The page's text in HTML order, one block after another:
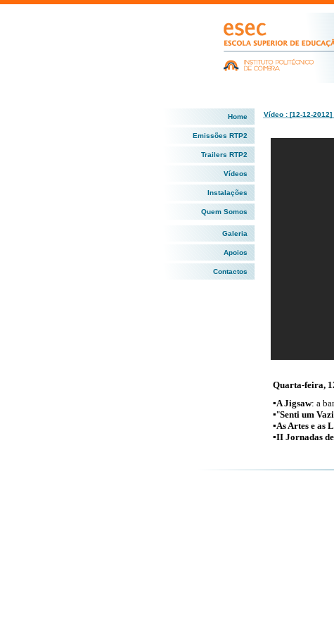
Home
Emissões RTP2
Trailers RTP2
Vídeos
Instalações
Quem Somos
Galeria
Apoios
Contactos
Vídeo : [12-12-2012]
Quarta-feira,
▪A Jigsaw: a
▪"Senti um
▪As Artes e as
▪II Jornadas